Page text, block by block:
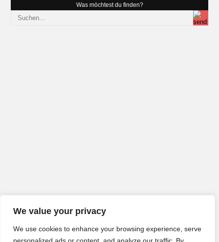
We value your privacy
We use cookies to enhance your browsing experience, serve
Was möchtest du finden?